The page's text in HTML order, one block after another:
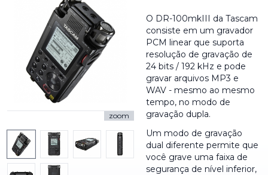
zoom
O DR-100mkIII da Tascam
consiste em um gravador
PCM linear que suporta
resolução de gravação de
24 bits / 192 kHz e pode
gravar arquivos MP3 e
WAV - mesmo ao mesmo
tempo, no modo de
gravação dupla.
Um modo de gravação
dual diferente permite que
você grave uma faixa de
segurança de nível inferior,